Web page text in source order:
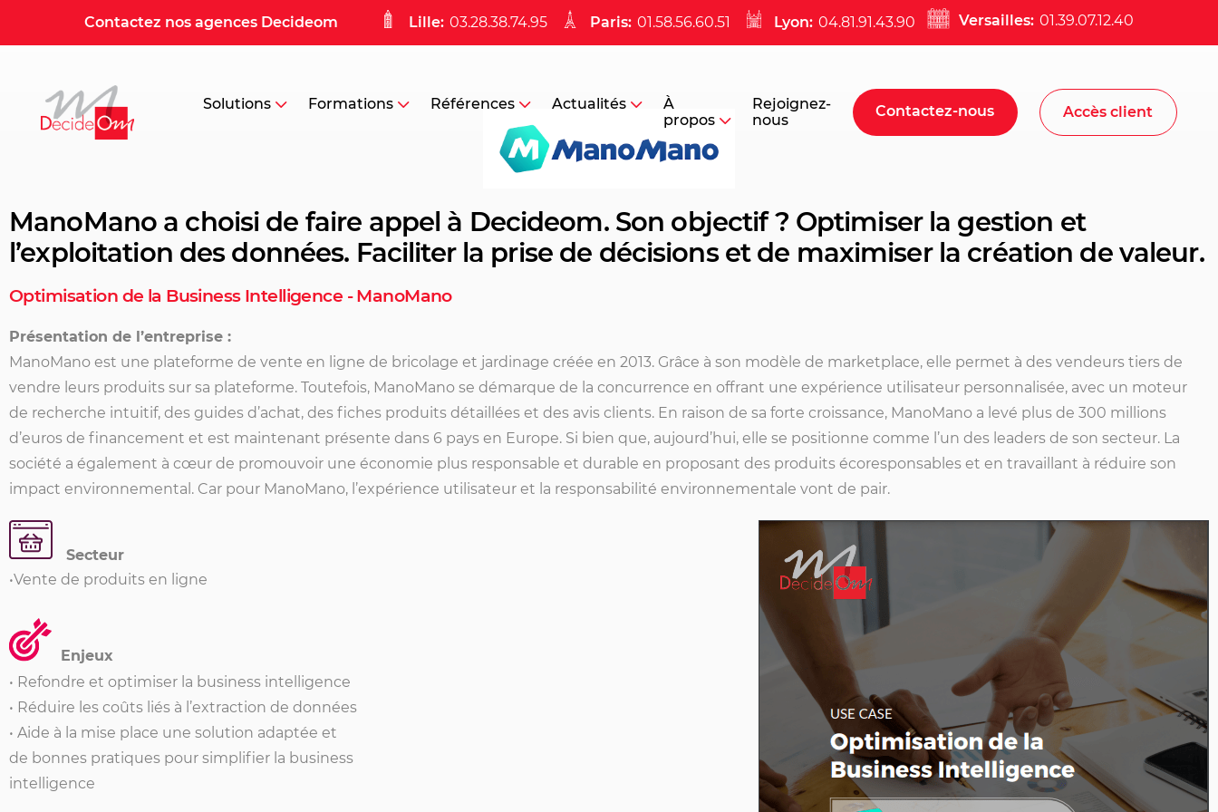
Contactez nos agences Decideom Lille: 03.28.38.74.95 Paris: 01.58.56.60.51 Lyon: 04.81.91.43.90 Versailles: 01.39.07.12.40
Solutions Formations Références Actualités
À
propos
Rejoignez-
nous
Contactez-nous Accès client
ManoMano a choisi de faire appel à Decideom. Son objectif ? Optimiser la gestion et
l’exploitation des données. Faciliter la prise de décisions et de maximiser la création de valeur.
Optimisation de la Business Intelligence - ManoMano
Présentation de l’entreprise :
ManoMano est une plateforme de vente en ligne de bricolage et jardinage créée en 2013. Grâce à son modèle de marketplace, elle permet à des vendeurs tiers de
vendre leurs produits sur sa plateforme. Toutefois, ManoMano se démarque de la concurrence en offrant une expérience utilisateur personnalisée, avec un moteur
de recherche intuitif, des guides d’achat, des fiches produits détaillées et des avis clients. En raison de sa forte croissance, ManoMano a levé plus de 300 millions
d’euros de financement et est maintenant présente dans 6 pays en Europe. Si bien que, aujourd’hui, elle se positionne comme l’un des leaders de son secteur. La
société a également à cœur de promouvoir une économie plus responsable et durable en proposant des produits écoresponsables et en travaillant à réduire son
impact environnemental. Car pour ManoMano, l’expérience utilisateur et la responsabilité environnementale vont de pair.
Secteur
•Vente de produits en ligne
Enjeux
• Refondre et optimiser la business intelligence
• Réduire les coûts liés à l’extraction de données
• Aide à la mise place une solution adaptée et
de bonnes pratiques pour simplifier la business
intelligence